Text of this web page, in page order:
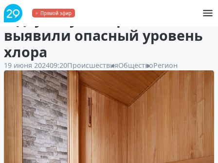
Прямой эфир
В двух саунах Архангельска
выявили опасный уровень
хлора
19 июня 202409:20ПроисшествияОбществоРегион